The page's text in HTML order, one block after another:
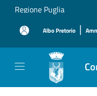
Salta al contenuto principale
Regione Puglia
Albo Pretorio |